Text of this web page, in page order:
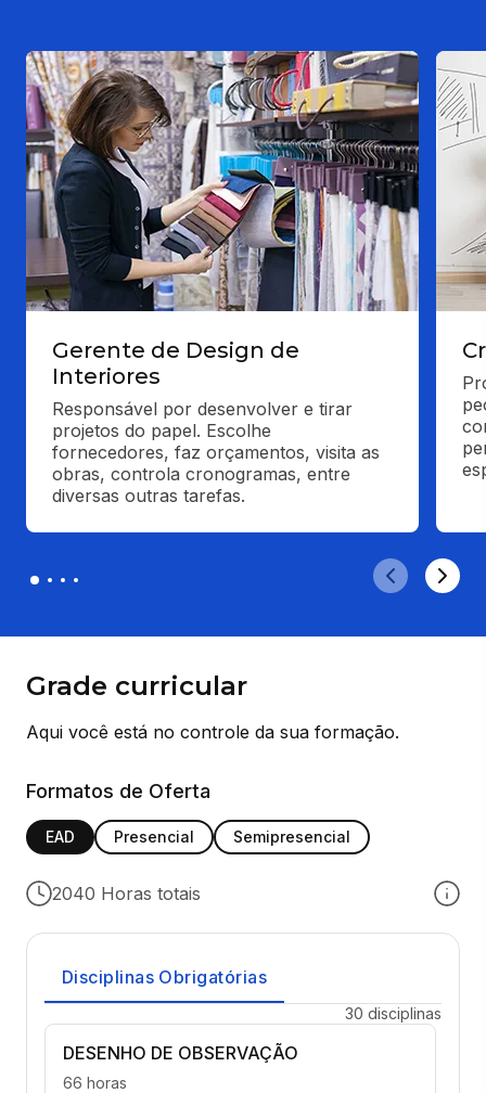
Gerente de Design de
Interiores
Responsável por desenvolver e tirar
projetos do papel. Escolhe
fornecedores, faz orçamentos, visita as
obras, controla cronogramas, entre
diversas outras tarefas.
Grade curricular
Aqui você está no controle da sua formação.
Formatos de Oferta
EAD Presencial Semipresencial
2040 Horas totais
Disciplinas Obrigatórias
30 disciplinas
DESENHO DE OBSERVAÇÃO
66 horas